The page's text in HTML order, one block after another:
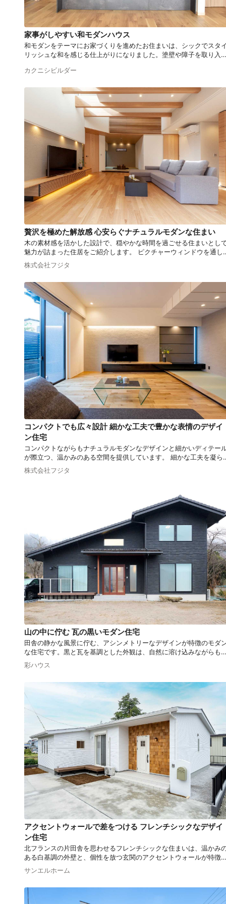
家事がしやすい和モダンハウス
和モダンをテーマにお家づくりを進めたお住まいは、シックでスタ
リッシュな和を感じる仕上がりになりました。塗壁や障子を取り入
取りなど、細部までこだわりが感じられるお住まいです。
カクニシビルダー
贅沢を極めた解放感 心安らぐナチュラルモダンな住まい
木の素材感を活かした設計で、穏やかな時間を過ごせる住まいとし
魅力が詰まった住居をご紹介します。 ピクチャーウィンドウを通し
自然との調和を図り、屋外の風景を居住空間の一部として取り込ん
います。 家族や友人と豊かなコミュニケーションが取れる住まいは
株式会社フジタ
コンパクトでも広々設計 細かな工夫で豊かな表情のデザイ
ン住宅
コンパクトながらもナチュラルモダンなデザインと細かいディテー
が際立つ、温かみのある空間を提供しています。 細かな工夫を凝ら
ことでオリジナルでユニークな住まいづくりを目指した設計にして
ます。表情豊かな内装のアイデアをぜひ御覧ください。
株式会社フジタ
山の中に佇む 瓦の黒いモダン住宅
田舎の静かな風景に佇む、アシンメトリーなデザインが特徴のモダ
な住宅です。黒と瓦を基調とした外観は、自然に溶け込みながらも
倒的な存在感を放ちます。広々とした空間には、リビング階段や化
梁が設えられ、機能性と美しさを兼ね備えています。
彩ハウス
アクセントウォールで差をつける フレンチシックなデザイ
ン住宅
北フランスの片田舎を思わせるフレンチシックな住まいは、温かみ
ある白基調の外壁と、個性を放つ玄関のアクセントウォールが特徴
す。 内部もシックモダンな雰囲気を散りばめ、田園に佇むシックで
ダンな住宅のように、日常に豊かさと優雅さをもたらしてくれます
サンエルホーム